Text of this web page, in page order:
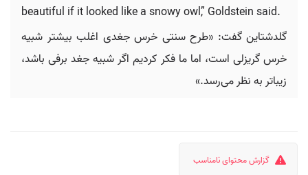
beautiful if it looked like a snowy owl,” Goldstein said.
گلدشتاین گفت: «طرح سنتی خرس جغدی اغلب بیشتر شبیه
خرس گریزلی است، اما ما فکر کردیم اگر شبیه جغد برفی باشد،
زیباتر به نظر می‌رسد.»
گزارش محتوای نامناسب